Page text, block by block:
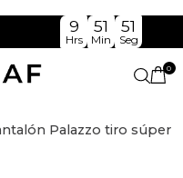
9
Hrs
51
Min
50
Seg
0
Palazzo tiro súper